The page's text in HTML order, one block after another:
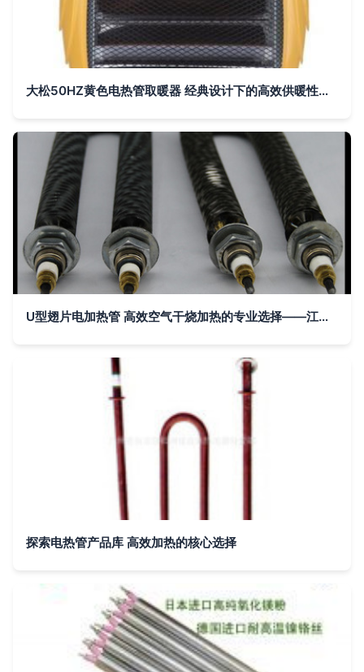
大松50HZ黄色电热管取暖器 经典设计下的高效供暖性价比之选
U型翅片电加热管 高效空气干烧加热的专业选择——江苏兴泰电器解析
探索电热管产品库 高效加热的核心选择